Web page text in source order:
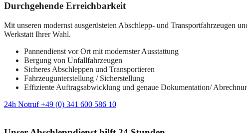
Durchgehende Erreichbarkeit
Mit unseren modernst ausgerüsteten Abschlepp- und Transportfahrzeugen
Werkstatt Ihrer Wahl.
Pannendienst vor Ort mit modernster Ausstattung
Bergung von Unfallfahrzeugen
Sicheres Abschleppen und Transportieren
Fahrzeugunterstellung / Sicherstellung
Effiziente Auftragsabwicklung und genaue Dokumentation/
24h Notruf +49 (0) 341 600 586 10